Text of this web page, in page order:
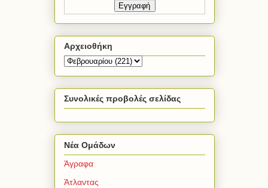
Αρχειοθήκη
Συνολικές προβολές σελίδας
Νέα Ομάδων
Άγραφα
Άτλαντας